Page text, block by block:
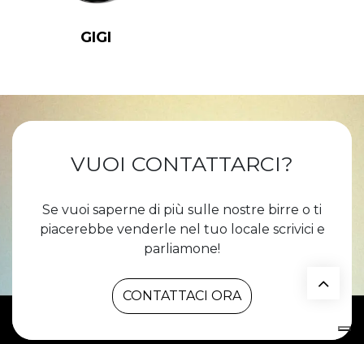
GIGI
VUOI CONTATTARCI?
Se vuoi saperne di più sulle nostre birre o ti
piacerebbe venderle nel tuo locale scrivici e
parliamone!
CONTATTACI ORA